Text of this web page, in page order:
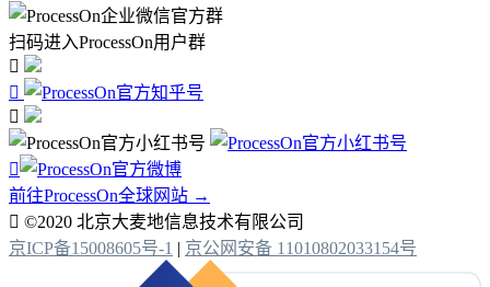
扫码进入ProcessOn用户群




前往ProcessOn全球网站 →
 ©2020 北京大麦地信息技术有限公司
京ICP备15008605号-1 | 京公网安备 11010802033154号